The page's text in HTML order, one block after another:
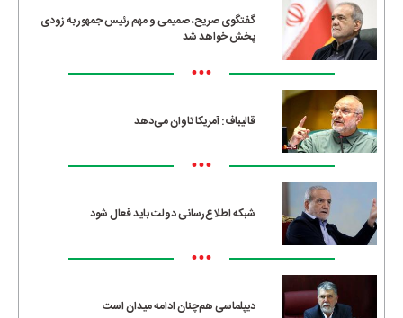
گفتگوی صریح، صمیمی و مهم رئیس جمهور به زودی
پخش خواهد شد
•••
قالیباف: آمریکا تاوان می‌دهد
•••
شبکه اطلاع‌رسانی دولت باید فعال شود
•••
دیپلماسی هم‌چنان ادامه میدان است